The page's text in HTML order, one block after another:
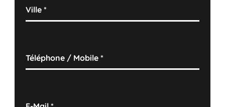
Ville*
Téléphone / Mobile*